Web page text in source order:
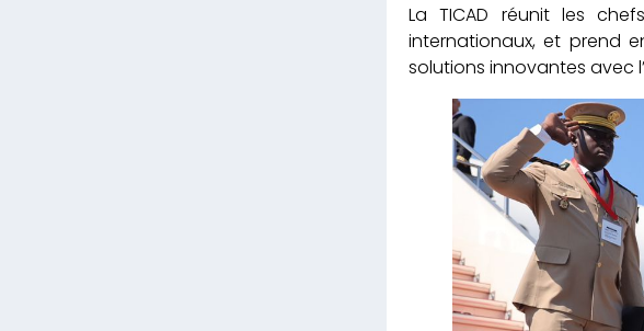
La TICAD réunit les
internationaux, et prend
solutions innovantes avec